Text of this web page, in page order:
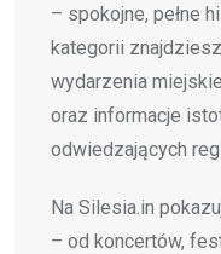
– spokojne, pełne
kategorii
wydarzenia
oraz informacje
odwiedzających
Na Silesia.in
– od koncertów,